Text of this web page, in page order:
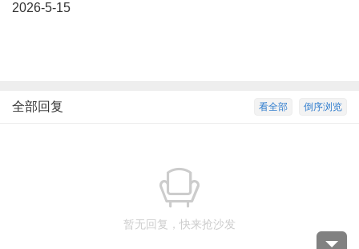
2026-5-15
倒序浏览
看全部
全部回复
暂无回复，快来抢沙发